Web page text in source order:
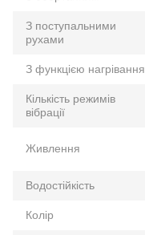
З поступальними
рухами
З функцією нагрівання
Кількість режимів
вібрації
Живлення
Водостійкість
Колір